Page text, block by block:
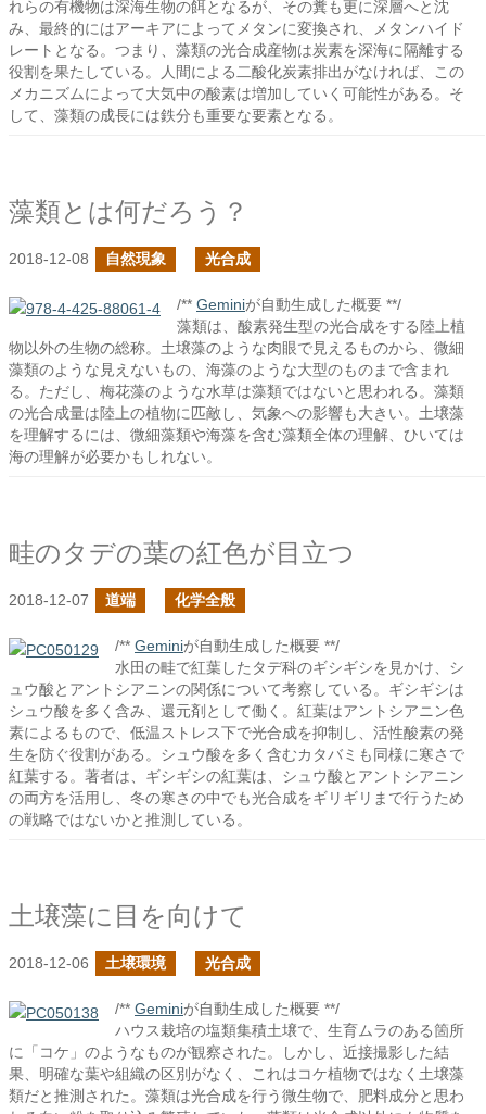
れらの有機物は深海生物の餌となるが、その糞も更に深層へと沈
み、最終的にはアーキアによってメタンに変換され、メタンハイド
レートとなる。つまり、藻類の光合成産物は炭素を深海に隔離する
役割を果たしている。人間による二酸化炭素排出がなければ、この
メカニズムによって大気中の酸素は増加していく可能性がある。そ
して、藻類の成長には鉄分も重要な要素となる。
藻類とは何だろう？
2018-12-08 自然現象 光合成
/** Geminiが自動生成した概要 **/
藻類は、酸素発生型の光合成をする陸上植
物以外の生物の総称。土壌藻のような肉眼で見えるものから、微細
藻類のような見えないもの、海藻のような大型のものまで含まれ
る。ただし、梅花藻のような水草は藻類ではないと思われる。藻類
の光合成量は陸上の植物に匹敵し、気象への影響も大きい。土壌藻
を理解するには、微細藻類や海藻を含む藻類全体の理解、ひいては
海の理解が必要かもしれない。
畦のタデの葉の紅色が目立つ
2018-12-07 道端 化学全般
/** Geminiが自動生成した概要 **/
水田の畦で紅葉したタデ科のギシギシを見かけ、シ
ュウ酸とアントシアニンの関係について考察している。ギシギシは
シュウ酸を多く含み、還元剤として働く。紅葉はアントシアニン色
素によるもので、低温ストレス下で光合成を抑制し、活性酸素の発
生を防ぐ役割がある。シュウ酸を多く含むカタバミも同様に寒さで
紅葉する。著者は、ギシギシの紅葉は、シュウ酸とアントシアニン
の両方を活用し、冬の寒さの中でも光合成をギリギリまで行うため
の戦略ではないかと推測している。
土壌藻に目を向けて
2018-12-06 土壌環境 光合成
/** Geminiが自動生成した概要 **/
ハウス栽培の塩類集積土壌で、生育ムラのある箇所
に「コケ」のようなものが観察された。しかし、近接撮影した結
果、明確な葉や組織の区別がなく、これはコケ植物ではなく土壌藻
類だと推測された。藻類は光合成を行う微生物で、肥料成分と思わ